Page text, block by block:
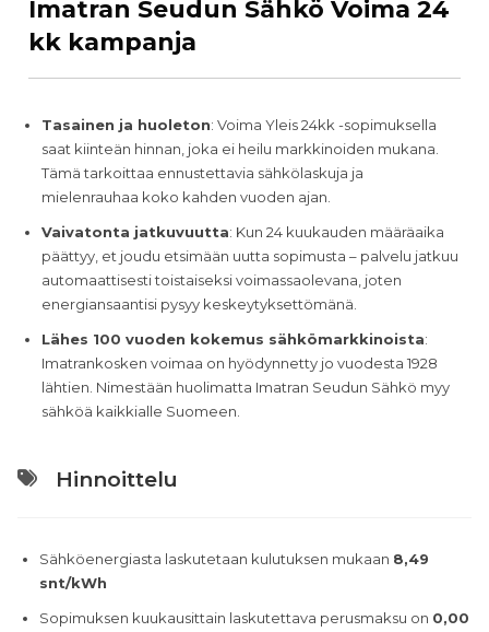
Imatran Seudun Sähkö Voima 24
kk kampanja
Tasainen ja huoleton: Voima Yleis 24kk -sopimuksella
saat kiinteän hinnan, joka ei heilu markkinoiden mukana.
Tämä tarkoittaa ennustettavia sähkölaskuja ja
mielenrauhaa koko kahden vuoden ajan.
Vaivatonta jatkuvuutta: Kun 24 kuukauden määräaika
päättyy, et joudu etsimään uutta sopimusta – palvelu jatkuu
automaattisesti toistaiseksi voimassaolevana, joten
energiansaantisi pysyy keskeytyksettömänä.
Lähes 100 vuoden kokemus sähkömarkkinoista:
Imatrankosken voimaa on hyödynnetty jo vuodesta 1928
lähtien. Nimestään huolimatta Imatran Seudun Sähkö myy
sähköä kaikkialle Suomeen.
Hinnoittelu
Sähköenergiasta laskutetaan kulutuksen mukaan 8,49
snt/kWh
Sopimuksen kuukausittain laskutettava perusmaksu on 0,00